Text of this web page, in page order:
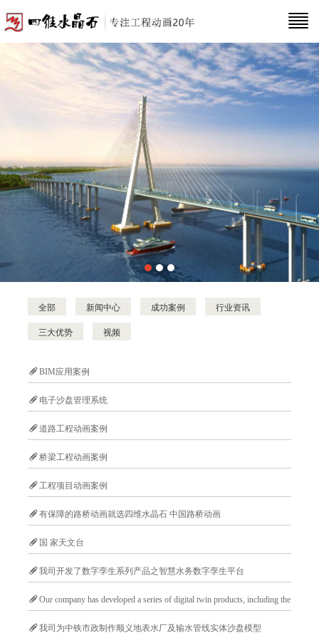
全部 新闻中心 成功案例 行业资讯
三大优势 视频
BIM应用案例
电子沙盘管理系统
道路工程动画案例
桥梁工程动画案例
工程项目动画案例
有保障的路桥动画就选四维水晶石 中国路桥动画
国 家天文台
我司开发了数字孪生系列产品之智慧水务数字孪生平台
Our company has developed a series of digital twin products, including the
intelligent water management digital twin platform.
我司为中铁市政制作顺义地表水厂及输水管线实体沙盘模型